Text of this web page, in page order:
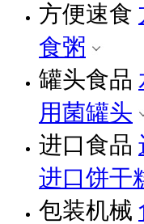
方便速食
食粥
罐头食品
用菌罐头
进口食品
进口饼干
包装机械